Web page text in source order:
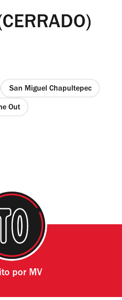
San Miguel Chapultepec
Out
por MV